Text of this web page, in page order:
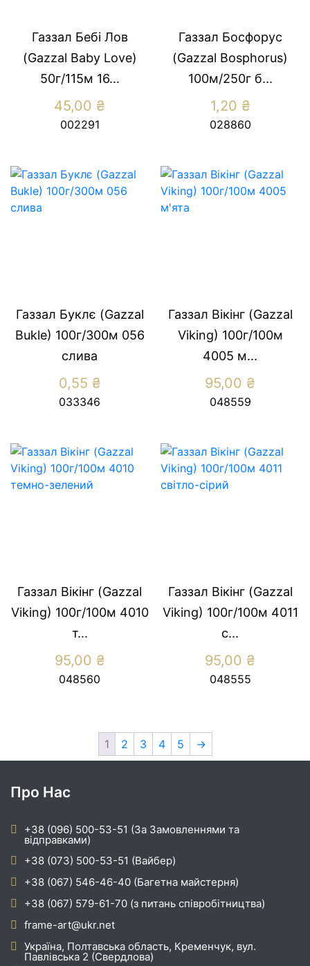
Газзал Бебі Лов
(Gazzal Baby Love)
50г/115м 16...
45,00 ₴
002291
Газзал Босфорус
(Gazzal Bosphorus)
100м/250г б...
1,20 ₴
028860
Газзал Буклє (Gazzal
Bukle) 100г/300м 056
слива
0,55 ₴
033346
Газзал Вікінг (Gazzal
Viking) 100г/100м
4005 м...
95,00 ₴
048559
Газзал Вікінг (Gazzal
Viking) 100г/100м 4010
т...
95,00 ₴
048560
Газзал Вікінг (Gazzal
Viking) 100г/100м 4011
с...
95,00 ₴
048555
1 2 3 4 5 →
Про Нас
+38 (096) 500-53-51 (За Замовленнями та
відправками)
+38 (073) 500-53-51 (Вайбер)
+38 (067) 546-46-40 (Багетна майстерня)
+38 (067) 579-61-70 (з питань співробітництва)
frame-art@ukr.net
Україна, Полтавська область, Кременчук, вул.
Павлівська 2 (Свердлова)